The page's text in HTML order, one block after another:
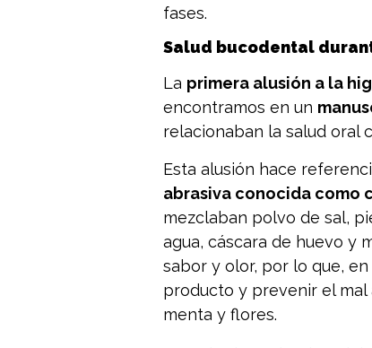
fases.
Salud bucodental
La primera alusión a la
encontramos en un
relacionaban la salud oral
Esta alusión hace
abrasiva conocida como
mezclaban polvo de sal,
agua, cáscara de huevo y
sabor y olor, por lo que,
producto y prevenir el mal
menta y flores.